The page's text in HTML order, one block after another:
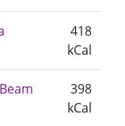
418
kCal
398
kCal